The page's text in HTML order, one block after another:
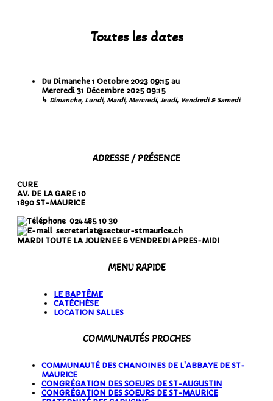
Toutes les dates
Du Dimanche 1 Octobre 2023 09:15 au
Mercredi 31 Décembre 2025 09:15
↳ Dimanche, Lundi, Mardi, Mercredi, Jeudi, Vendredi & Samedi
ADRESSE / PRÉSENCE
CURE
AV. DE LA GARE 10
1890 ST-MAURICE
024 485 10 30
secretariat@secteur-stmaurice.ch
MARDI TOUTE LA JOURNEE & VENDREDI APRES-MIDI
MENU RAPIDE
LE BAPTÊME
CATÉCHÈSE
LOCATION SALLES
COMMUNAUTÉS PROCHES
COMMUNAUTÉ DES CHANOINES DE L'ABBAYE DE ST-
MAURICE
CONGRÉGATION DES SOEURS DE ST-AUGUSTIN
CONGRÉGATION DES SOEURS DE ST-MAURICE